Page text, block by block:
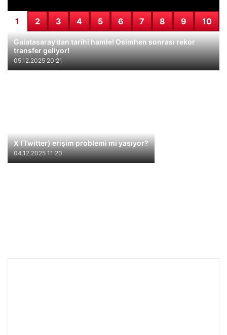
1 2 3 4 5 6 7 8 9 10
Galatasaray’dan tarihi hamle! Osimhen sonrası rekor
transfer geliyor!
05.12.2025 20:21
X (Twitter) erişim problemi mi yaşıyor?
04.12.2025 11:20